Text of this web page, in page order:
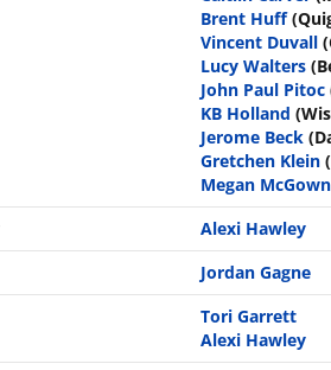
Brent Huff
Vincent Duvall
Lucy Walters
John Paul Pitoc
KB Holland
Jerome Beck
Gretchen Klein
Megan McGown
Alexi Hawley
Jordan Gagne
Tori Garrett
Alexi Hawley